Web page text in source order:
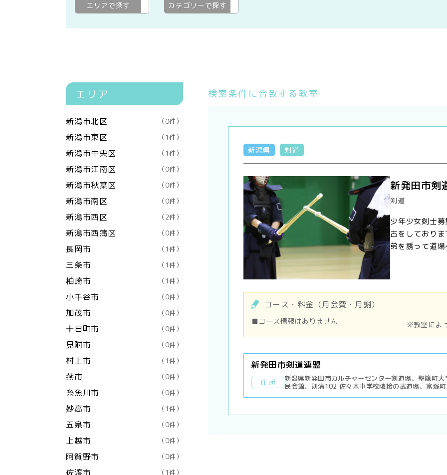
エリアで探す 新発田市カテゴリーで探す
エリア
新潟市北区 （0件）
新潟市東区 （1件）
新潟市中央区 （1件）
新潟市江南区 （0件）
新潟市秋葉区 （0件）
新潟市南区 （0件）
新潟市西区 （2件）
新潟市西蒲区 （0件）
長岡市 （1件）
三条市 （1件）
柏崎市 （1件）
小千谷市 （0件）
加茂市 （0件）
十日町市 （0件）
見附市 （0件）
村上市 （1件）
燕市 （0件）
糸魚川市 （0件）
妙高市 （1件）
五泉市 （0件）
上越市 （0件）
阿賀野市 （0件）
佐渡市 （1件）
検索条件に合致する教室
新潟県 剣道
新発田市剣
剣道
少年少女剣士
古をしており
弟を誘って道場
コース・料金（月会費・月謝）
■コース情報はありません ※教室によ
新発田市剣道連盟
住 所
新潟県新発田市カルチャーセンター剣道場、聖籠町
民会館、則清102 佐々木中学校隣接の武道場、富塚